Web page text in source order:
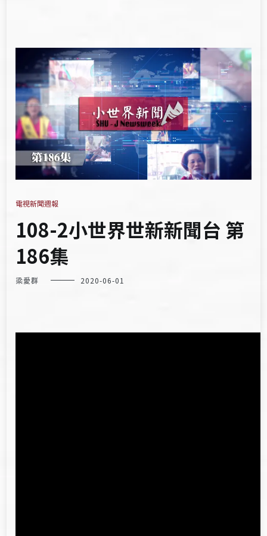
電視新聞週報
108-2小世界世新新聞台 第
186集
梁愛群 2020-06-01